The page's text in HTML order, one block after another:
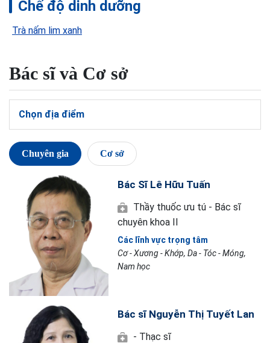
Chế độ dinh dưỡng
Trà nấm lim xanh
Bác sĩ và Cơ sở
Chọn địa điểm
Chuyên gia Cơ sở
Bác Sĩ Lê Hữu Tuấn
Thầy thuốc ưu tú - Bác sĩ
chuyên khoa II
Các lĩnh vực trọng tâm
Cơ - Xương - Khớp, Da - Tóc - Móng,
Nam học
Bác sĩ Nguyễn Thị Tuyết Lan
- Thạc sĩ